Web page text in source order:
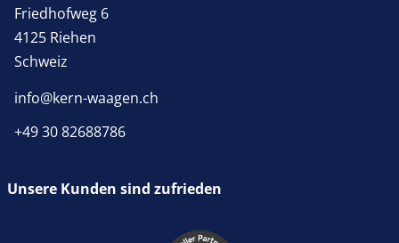
Friedhofweg 6
4125 Riehen
Schweiz
info@kern-waagen.ch
+49 30 82688786
Unsere Kunden sind zufrieden